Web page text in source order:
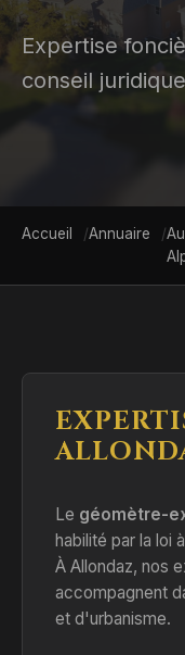
Expertise
conseil
Accueil Annuaire
Le géomètre-
habilité par la loi
À Allondaz, nos
accompagnent
et d'urbanisme.